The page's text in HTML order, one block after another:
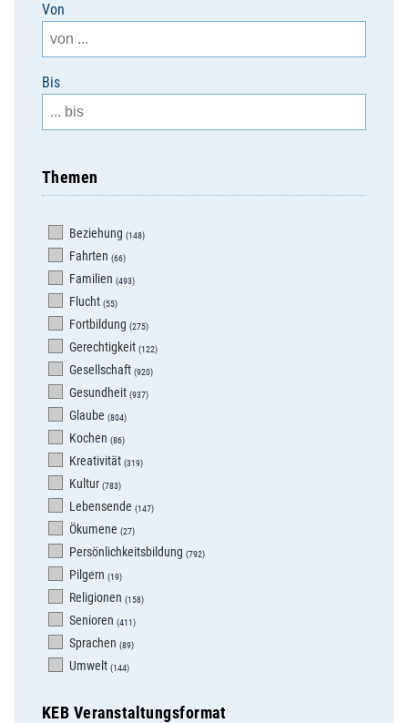
Von
Bis
Themen
Beziehung (148)
Fahrten (66)
Familien (493)
Flucht (55)
Fortbildung (275)
Gerechtigkeit (122)
Gesellschaft (920)
Gesundheit (937)
Glaube (804)
Kochen (86)
Kreativität (319)
Kultur (783)
Lebensende (147)
Ökumene (27)
Persönlichkeitsbildung (792)
Pilgern (19)
Religionen (158)
Senioren (411)
Sprachen (89)
Umwelt (144)
KEB Veranstaltungsformat